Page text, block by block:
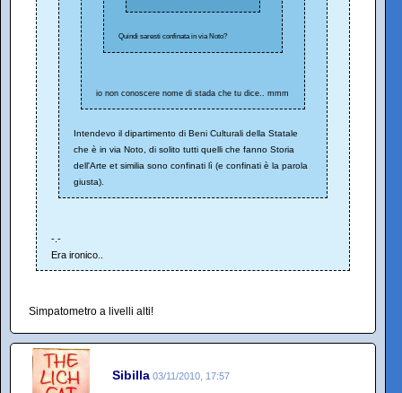
Quindi saresti confinata in via Noto?
io non conoscere nome di stada che tu dice.. mmm
Intendevo il dipartimento di Beni Culturali della Statale
che è in via Noto, di solito tutti quelli che fanno Storia
dell'Arte et similia sono confinati lì (e confinati è la parola
giusta).
-.-
Era ironico..
Simpatometro a livelli alti!
Sibilla 03/11/2010, 17:57